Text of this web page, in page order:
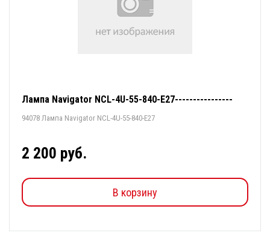
Лампа Navigator NCL-4U-55-840-E27----------------
94078 Лампа Navigator NCL-4U-55-840-E27
2 200 руб.
В корзину